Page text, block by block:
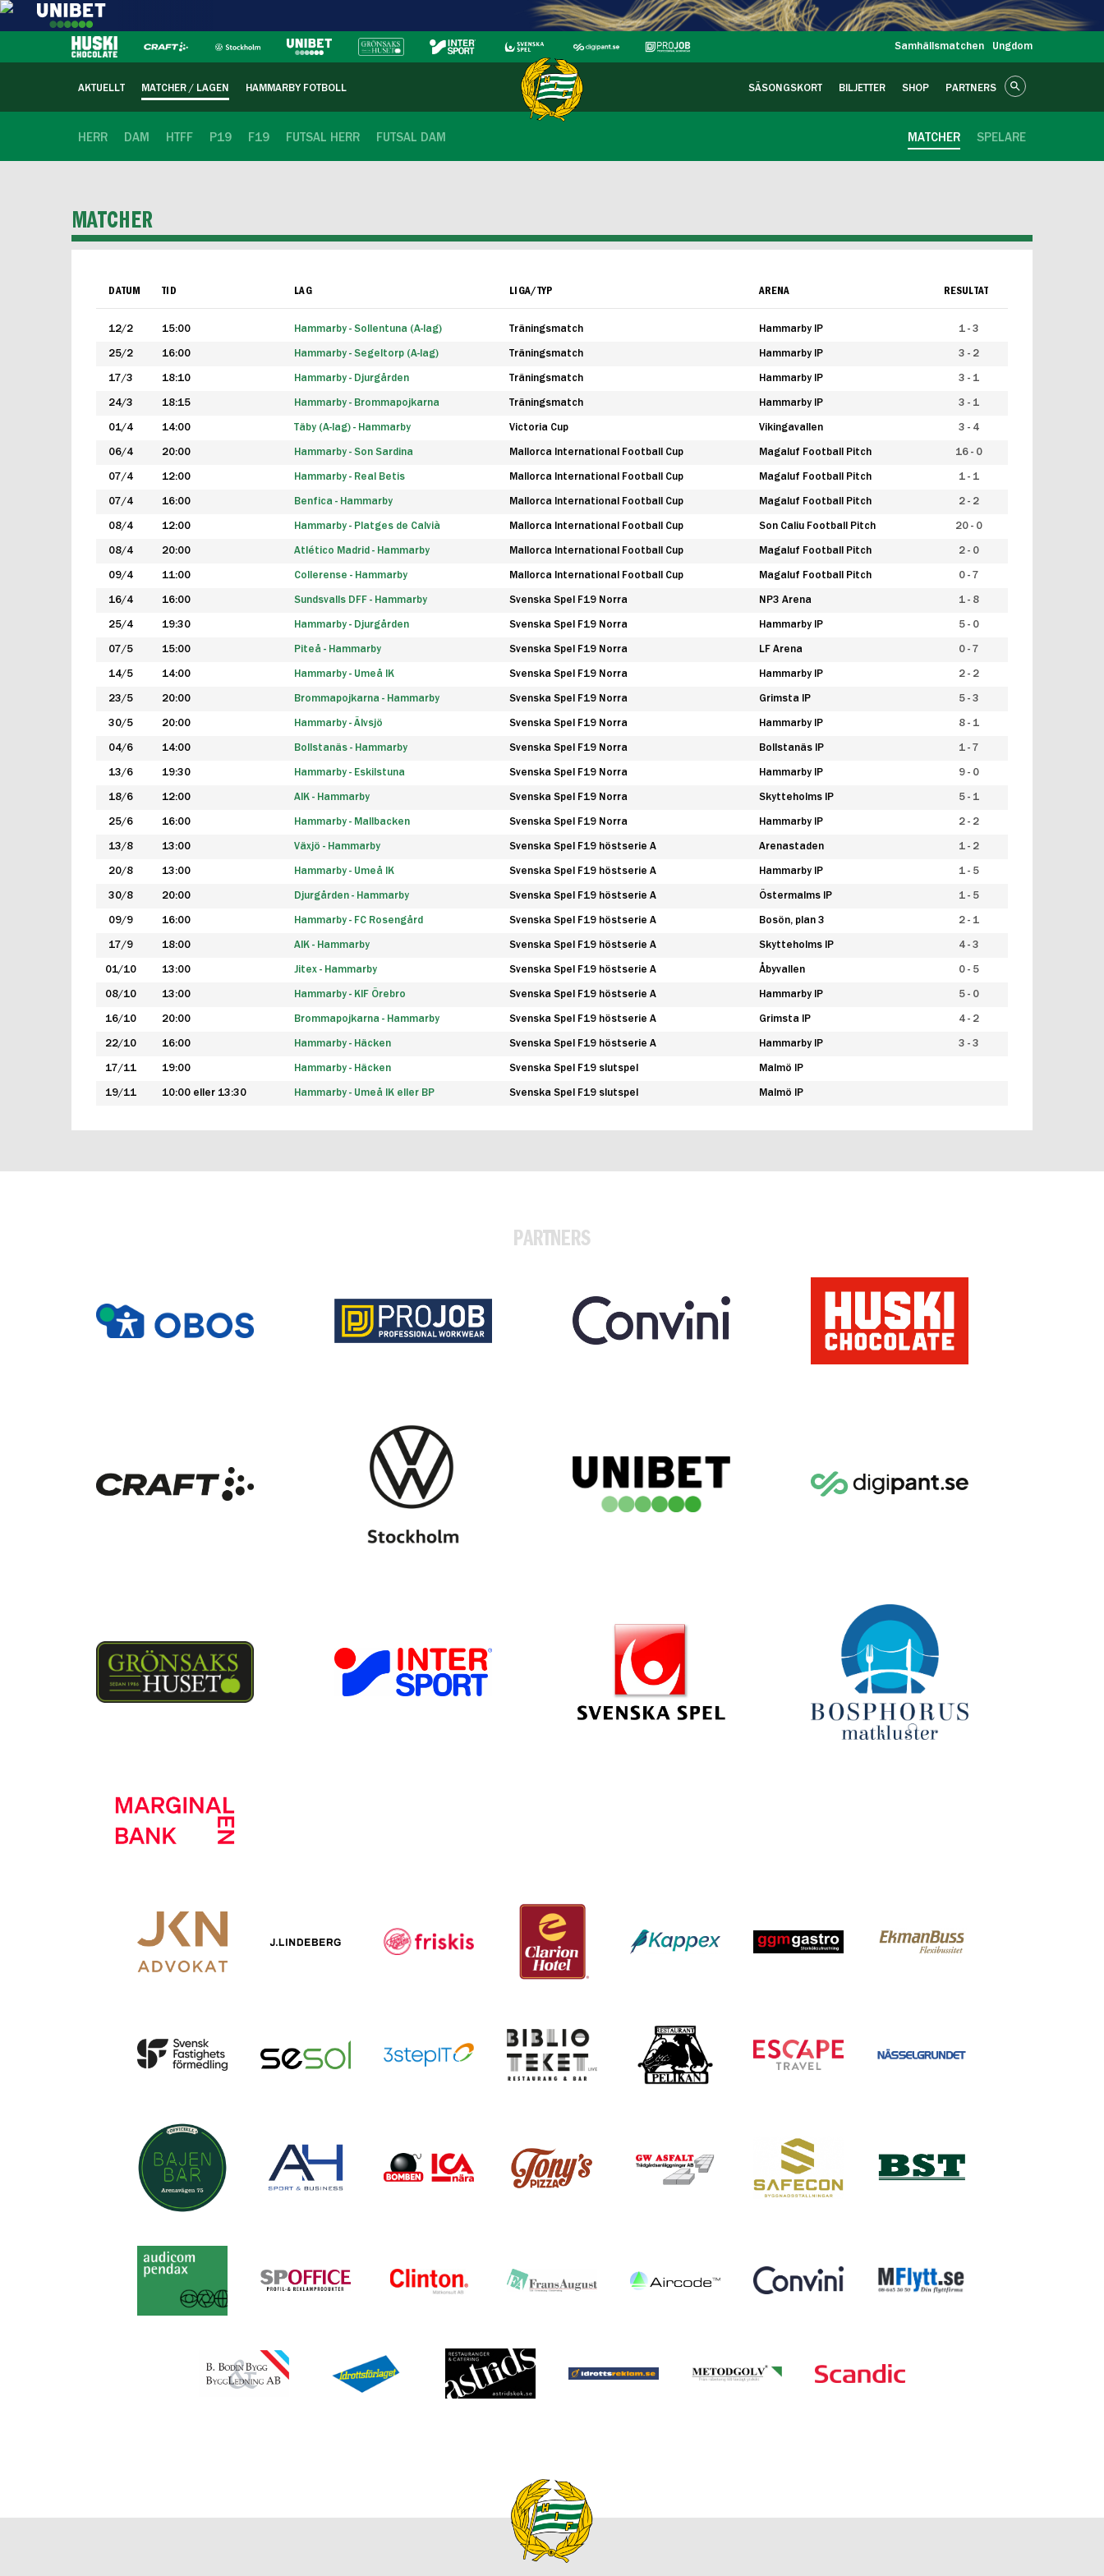
Samhällsmatchen Ungdom
AKTUELLT MATCHER / LAGEN HAMMARBY FOTBOLL SÄSONGSKORT BILJETTER SHOP PARTNERS
HERR DAM HTFF P19 F19 FUTSAL HERR FUTSAL DAM SPELARE
MATCHER
MATCHER
DATUM TID LAG LIGA/TYP ARENA RESULTAT
12/2 15:00 Hammarby - Sollentuna (A-lag) Träningsmatch Hammarby IP 1 - 3
25/2 16:00 Hammarby - Segeltorp (A-lag) Träningsmatch Hammarby IP 3 - 2
17/3 18:10 Hammarby - Djurgården Träningsmatch Hammarby IP 3 - 1
24/3 18:15 Hammarby - Brommapojkarna Träningsmatch Hammarby IP 3 - 1
01/4 14:00 Täby (A-lag) - Hammarby Victoria Cup Vikingavallen 3 - 4
06/4 20:00 Hammarby - Son Sardina Mallorca International Football Cup Magaluf Football Pitch 16 - 0
07/4 12:00 Hammarby - Real Betis Mallorca International Football Cup Magaluf Football Pitch 1 - 1
07/4 16:00 Benfica - Hammarby Mallorca International Football Cup Magaluf Football Pitch 2 - 2
08/4 12:00 Hammarby - Platges de Calvià Mallorca International Football Cup Son Caliu Football Pitch 20 - 0
08/4 20:00 Atlético Madrid - Hammarby Mallorca International Football Cup Magaluf Football Pitch 2 - 0
09/4 11:00 Collerense - Hammarby Mallorca International Football Cup Magaluf Football Pitch 0 - 7
16/4 16:00 Sundsvalls DFF - Hammarby Svenska Spel F19 Norra NP3 Arena 1 - 8
25/4 19:30 Hammarby - Djurgården Svenska Spel F19 Norra Hammarby IP 5 - 0
07/5 15:00 Piteå - Hammarby Svenska Spel F19 Norra LF Arena 0 - 7
14/5 14:00 Hammarby - Umeå IK Svenska Spel F19 Norra Hammarby IP 2 - 2
23/5 20:00 Brommapojkarna - Hammarby Svenska Spel F19 Norra Grimsta IP 5 - 3
30/5 20:00 Hammarby - Älvsjö Svenska Spel F19 Norra Hammarby IP 8 - 1
04/6 14:00 Bollstanäs - Hammarby Svenska Spel F19 Norra Bollstanäs IP 1 - 7
13/6 19:30 Hammarby - Eskilstuna Svenska Spel F19 Norra Hammarby IP 9 - 0
18/6 12:00 AIK - Hammarby Svenska Spel F19 Norra Skytteholms IP 5 - 1
25/6 16:00 Hammarby - Mallbacken Svenska Spel F19 Norra Hammarby IP 2 - 2
13/8 13:00 Växjö - Hammarby Svenska Spel F19 höstserie A Arenastaden 1 - 2
20/8 13:00 Hammarby - Umeå IK Svenska Spel F19 höstserie A Hammarby IP 1 - 5
30/8 20:00 Djurgården - Hammarby Svenska Spel F19 höstserie A Östermalms IP 1 - 5
09/9 16:00 Hammarby - FC Rosengård Svenska Spel F19 höstserie A Bosön, plan 3 2 - 1
17/9 18:00 AIK - Hammarby Svenska Spel F19 höstserie A Skytteholms IP 4 - 3
01/10 13:00 Jitex - Hammarby Svenska Spel F19 höstserie A Åbyvallen 0 - 5
08/10 13:00 Hammarby - KIF Örebro Svenska Spel F19 höstserie A Hammarby IP 5 - 0
16/10 20:00 Brommapojkarna - Hammarby Svenska Spel F19 höstserie A Grimsta IP 4 - 2
22/10 16:00 Hammarby - Häcken Svenska Spel F19 höstserie A Hammarby IP 3 - 3
17/11 19:00 Hammarby - Häcken Svenska Spel F19 slutspel Malmö IP
19/11 10:00 eller 13:30 Hammarby - Umeå IK eller BP Svenska Spel F19 slutspel Malmö IP
PARTNERS